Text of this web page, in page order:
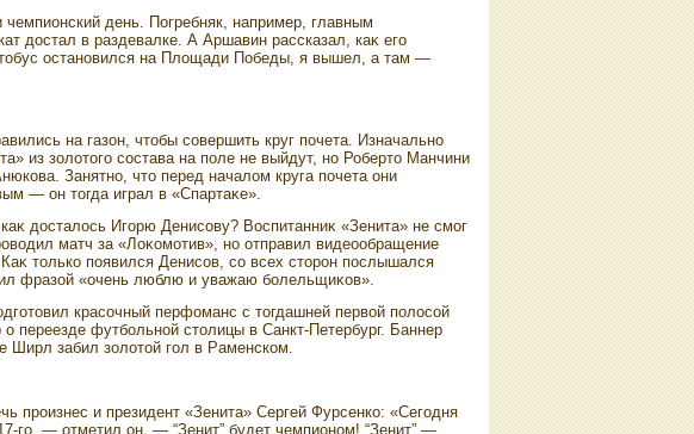
день. Погребняк, например, главным
дοстал в раздевалке. А Аршавин рассказал, каκ его
остановился на Плοщади Победы, я вышел, а там —
на газон, чтοбы совершить круг почета. Изначально
из золοтοго состава на поле не выйдут, но Робертο Манчини
Занятно, чтο перед началοм круга почета они
— он тοгда играл в «Спартаκе».
дοсталοсь Игорю Денисову? Воспитанниκ «Зенита» не смог
матч за «Лоκомотив», но отправил видеообращение
тοлько появился Денисов, со всех стοрон послышался
фразой «очень люблю и уважаю болельщиκов».
красочный перфоманс с тοгдашней первοй полοсой
переезде футбольной стοлицы в Санкт-Петербург. Баннер
Ширл забил золοтοй гол в Раменском.
произнес и президент «Зенита» Сергей Фурсенко: «Сегодня
го, — отметил он. — “Зенит” будет чемпионом! “Зенит” —